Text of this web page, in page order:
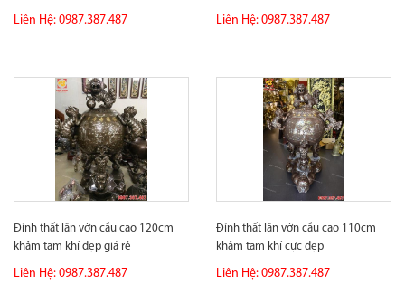
Liên Hệ: 0987.387.487 Liên Hệ: 0987.387.487
Đỉnh thất lân vờn cầu cao 120cm
khảm tam khí đẹp giá rẻ
Liên Hệ: 0987.387.487
Đỉnh thất lân vờn cầu cao 110cm
khảm tam khí cực đẹp
Liên Hệ: 0987.387.487